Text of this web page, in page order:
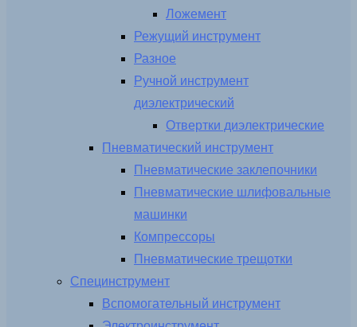
Ложемент
Режущий инструмент
Разное
Ручной инструмент
диэлектрический
Отвертки диэлектрические
Пневматический инструмент
Пневматические заклепочники
Пневматические шлифовальные
машинки
Компрессоры
Пневматические трещотки
Специнструмент
Вспомогательный инструмент